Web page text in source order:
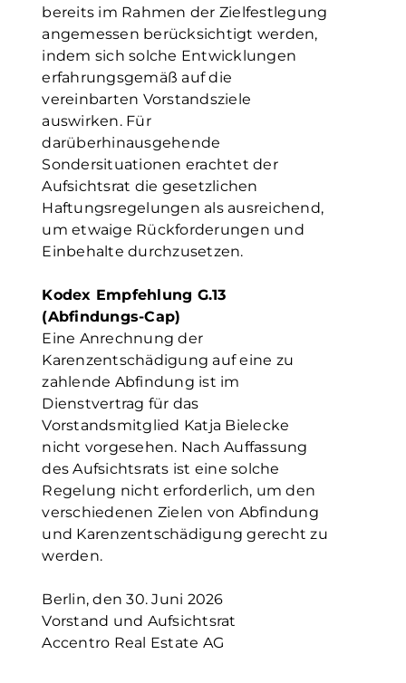
bereits im Rahmen der Zielfestlegung
angemessen berücksichtigt werden,
indem sich solche Entwicklungen
erfahrungsgemäß auf die
vereinbarten Vorstandsziele
auswirken. Für
darüberhinausgehende
Sondersituationen erachtet der
Aufsichtsrat die gesetzlichen
Haftungsregelungen als ausreichend,
um etwaige Rückforderungen und
Einbehalte durchzusetzen.
Kodex Empfehlung G.13
(Abfindungs-Cap)
Eine Anrechnung der
Karenzentschädigung auf eine zu
zahlende Abfindung ist im
Dienstvertrag für das
Vorstandsmitglied Katja Bielecke
nicht vorgesehen. Nach Auffassung
des Aufsichtsrats ist eine solche
Regelung nicht erforderlich, um den
verschiedenen Zielen von Abfindung
und Karenzentschädigung gerecht zu
werden.
Berlin, den 30. Juni 2026
Vorstand und Aufsichtsrat
Accentro Real Estate AG